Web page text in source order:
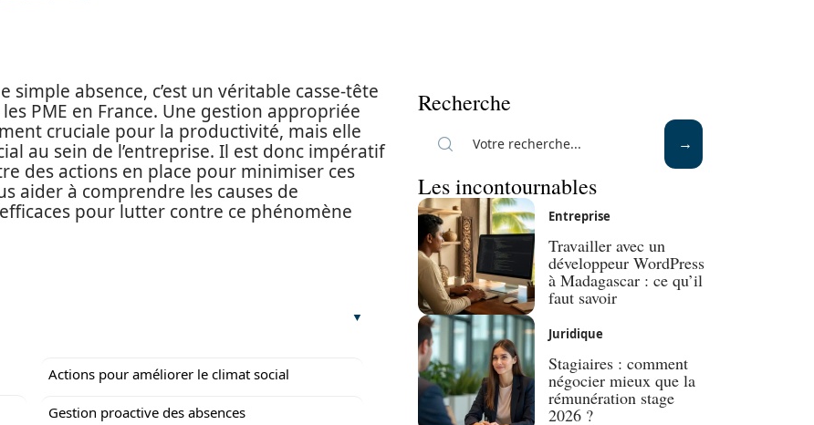
simple absence, c’est un véritable casse-tête
PME en France. Une gestion appropriée
cruciale pour la productivité, mais elle
au sein de l’entreprise. Il est donc impératif
des actions en place pour minimiser ces
aider à comprendre les causes de
pour lutter contre ce phénomène
Actions pour améliorer le climat social
Gestion proactive des absences
Recherche
Les incontournables
Entreprise
Travailler avec un
développeur WordPress
à Madagascar : ce qu’il
faut savoir
Juridique
Stagiaires : comment
négocier mieux que la
rémunération stage
2026 ?